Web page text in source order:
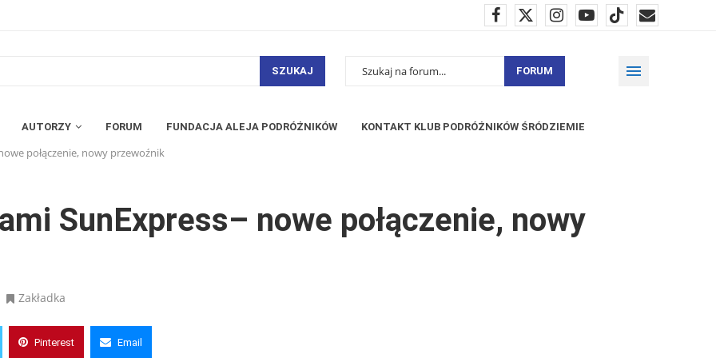
SZUKAJ FORUM
AUTORZY FORUM FUNDACJA ALEJA PODRÓŻNIKÓW KONTAKT KLUB PODRÓŻNIKÓW ŚRÓDZIEMIE
połączenie, nowy przewoźnik
SunExpress– nowe połączenie, nowy
Zakładka
Pinterest Email